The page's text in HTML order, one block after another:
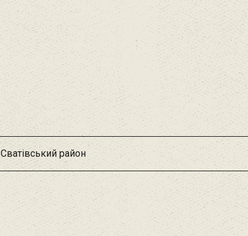
Сватівський район